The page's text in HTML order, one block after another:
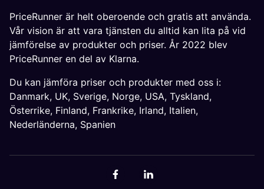
PriceRunner är helt oberoende och gratis att använda.
Vår vision är att vara tjänsten du alltid kan lita på vid
jämförelse av produkter och priser. År 2022 blev
PriceRunner en del av Klarna.
Du kan jämföra priser och produkter med oss i:
Danmark, UK, Sverige, Norge, USA, Tyskland,
Österrike, Finland, Frankrike, Irland, Italien,
Nederländerna, Spanien